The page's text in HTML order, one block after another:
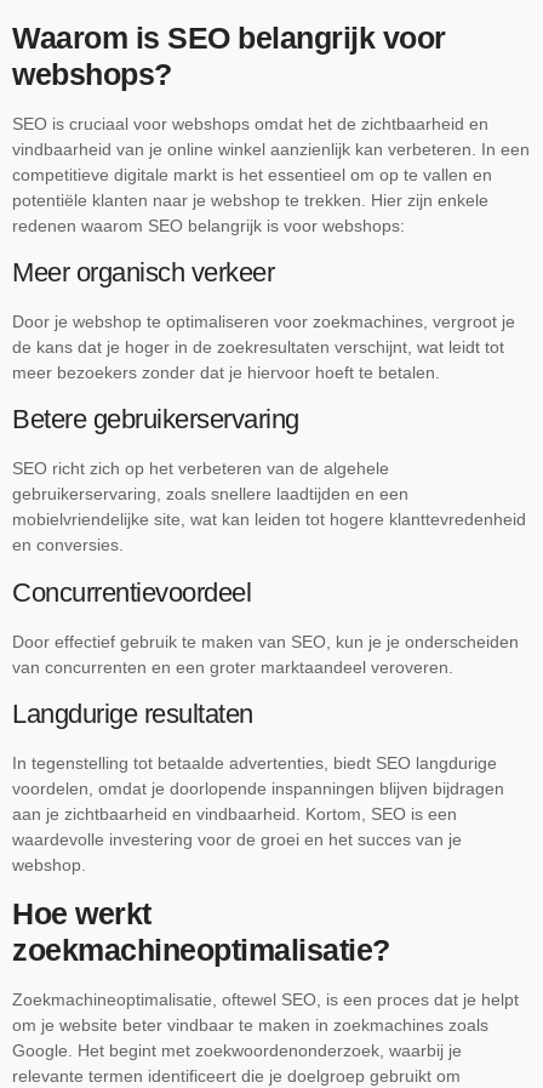
Waarom is SEO belangrijk voor
webshops?
SEO is cruciaal voor webshops omdat het de zichtbaarheid en
vindbaarheid van je online winkel aanzienlijk kan verbeteren. In een
competitieve digitale markt is het essentieel om op te vallen en
potentiële klanten naar je webshop te trekken. Hier zijn enkele
redenen waarom SEO belangrijk is voor webshops:
Meer organisch verkeer
Door je webshop te optimaliseren voor zoekmachines, vergroot je
de kans dat je hoger in de zoekresultaten verschijnt, wat leidt tot
meer bezoekers zonder dat je hiervoor hoeft te betalen.
Betere gebruikerservaring
SEO richt zich op het verbeteren van de algehele
gebruikerservaring, zoals snellere laadtijden en een
mobielvriendelijke site, wat kan leiden tot hogere klanttevredenheid
en conversies.
Concurrentievoordeel
Door effectief gebruik te maken van SEO, kun je je onderscheiden
van concurrenten en een groter marktaandeel veroveren.
Langdurige resultaten
In tegenstelling tot betaalde advertenties, biedt SEO langdurige
voordelen, omdat je doorlopende inspanningen blijven bijdragen
aan je zichtbaarheid en vindbaarheid. Kortom, SEO is een
waardevolle investering voor de groei en het succes van je
webshop.
Hoe werkt
zoekmachineoptimalisatie?
Zoekmachineoptimalisatie, oftewel SEO, is een proces dat je helpt
om je website beter vindbaar te maken in zoekmachines zoals
Google. Het begint met zoekwoordenonderzoek, waarbij je
relevante termen identificeert die je doelgroep gebruikt om